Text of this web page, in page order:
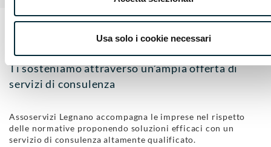
Usa solo i cookie necessari
Ti sosteniamo attraverso un’ampia offerta di
servizi di consulenza
Assoservizi Legnano accompagna le imprese nel rispetto
delle normative proponendo soluzioni efficaci con un
servizio di consulenza altamente qualificato.